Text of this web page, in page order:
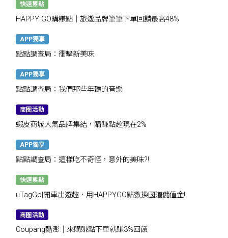
快速累點
HAPPY GO購賺點｜旅遊品牌筆筆下單回饋最高48%
APP獨享
點點調查局：衝擊新美味
APP獨享
點點調查局：我們那些年聽的音樂
商圈活動
蝦皮商城人氣品牌集結，購賺點趁現在2%
APP獨享
點點調查局：這樣吃不奇怪，意外的美味?!
快速累點
uTagGo|開車出遊趣．用HAPPYGO點數換國道儲值金!
商圈活動
Coupang酷澎｜來購賺點下單就賺3%回饋